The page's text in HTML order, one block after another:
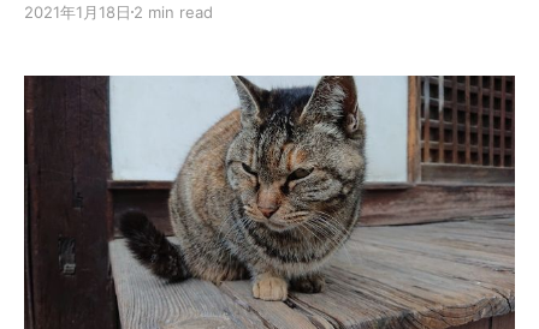
書館で作業してみたらめちゃくちゃ進捗を生めたので、
ーの画像は2年ほどまえに大久野島で撮影したウサギで
す。かわいいね。 体調はだんだん戻ってきています。卒
論の進行度合いが芳しくないことに対する焦りはもちろ
んありますが自分の手である程度制御できるようになっ
てきており、何か娯楽をしているときにネガティブな雑
念が混ざることがかなり減ってきました。そのせいか
twitterでTLを眺めたり壁打ちしたり他人と絡んだりする
のに割く時間が増えてしまいましたが、まあいいでしょ
う。 体調を崩してから人生観について考えることが増え
2021年1月18日 2 min read